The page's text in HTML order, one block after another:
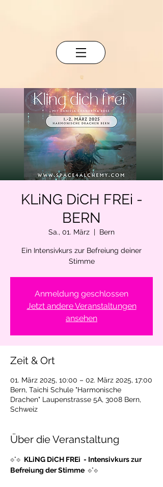
KLiNG DiCH FREi -
BERN
Sa., 01. März
  |
Bern
Ein Intensivkurs zur Befreiung deiner
Stimme
Anmeldung geschlossen
Jetzt andere Veranstaltungen
ansehen
Zeit & Ort
01. März 2025, 10:00 – 02. März 2025, 17:00
Bern, Taichi Schule "Harmonische
Drachen" Laupenstrasse 5A, 3008 Bern,
Schweiz
Über die Veranstaltung
⟐°⟐ KLiNG DiCH FREi  - Intensivkurs zur
Befreiung der Stimme ⟐°⟐